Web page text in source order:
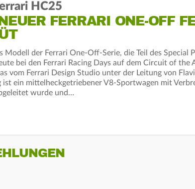
HC25
FERRARI ONE-OFF
Modell der Ferrari One-Off-Serie, die Teil des Special
bei den Ferrari Racing Days auf dem Circuit of the
vom Ferrari Design Studio unter der Leitung von
ist ein mittelheckgetriebener V8-Sportwagen mit
wurde und…